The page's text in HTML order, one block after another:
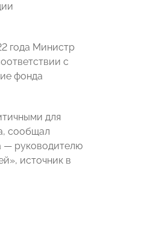
года Министр
с
фонда
для
сообщал
— руководителю
источник в